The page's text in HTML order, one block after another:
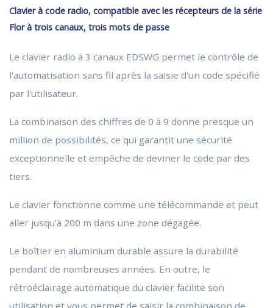
Clavier à code radio, compatible avec les récepteurs de la série
Flor à trois canaux, trois mots de passe
Le clavier radio à 3 canaux EDSWG permet le contrôle de
l'automatisation sans fil après la saisie d'un code spécifié
par l'utilisateur.
La combinaison des chiffres de 0 à 9 donne presque un
million de possibilités, ce qui garantit une sécurité
exceptionnelle et empêche de deviner le code par des
tiers.
Le clavier fonctionne comme une télécommande et peut
aller jusqu’à 200 m dans une zone dégagée.
Le boîtier en aluminium durable assure la durabilité
pendant de nombreuses années. En outre, le
rétroéclairage automatique du clavier facilite son